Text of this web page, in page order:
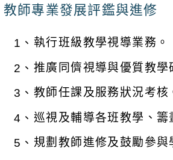
教師專業發展評鑑與進修
1、 執行班級教學視導業務。
2、 推廣同儕視導與優質教學
3、 教師任課及服務狀況考核
4、 巡視及輔導各班教學、籌
5、 規劃教師進修及鼓勵參